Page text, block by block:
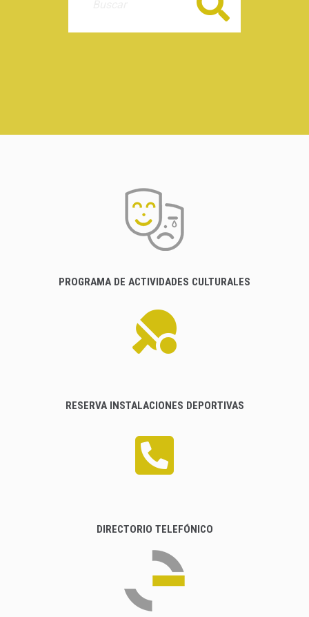
Buscar
PROGRAMA DE ACTIVIDADES CULTURALES
RESERVA INSTALACIONES DEPORTIVAS
DIRECTORIO TELEFÓNICO